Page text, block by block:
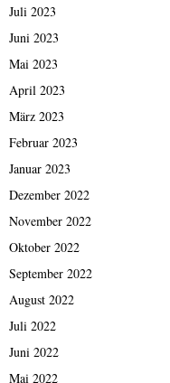
Juli 2023
Juni 2023
Mai 2023
April 2023
März 2023
Februar 2023
Januar 2023
Dezember 2022
November 2022
Oktober 2022
September 2022
August 2022
Juli 2022
Juni 2022
Mai 2022